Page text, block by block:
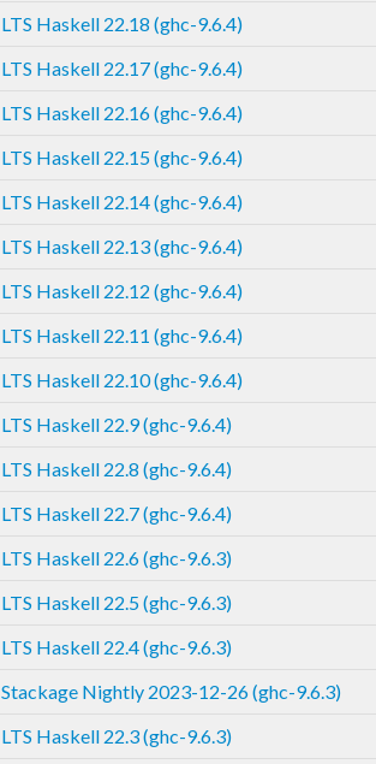
LTS Haskell 22.18 (ghc-9.6.4)
LTS Haskell 22.17 (ghc-9.6.4)
LTS Haskell 22.16 (ghc-9.6.4)
LTS Haskell 22.15 (ghc-9.6.4)
LTS Haskell 22.14 (ghc-9.6.4)
LTS Haskell 22.13 (ghc-9.6.4)
LTS Haskell 22.12 (ghc-9.6.4)
LTS Haskell 22.11 (ghc-9.6.4)
LTS Haskell 22.10 (ghc-9.6.4)
LTS Haskell 22.9 (ghc-9.6.4)
LTS Haskell 22.8 (ghc-9.6.4)
LTS Haskell 22.7 (ghc-9.6.4)
LTS Haskell 22.6 (ghc-9.6.3)
LTS Haskell 22.5 (ghc-9.6.3)
LTS Haskell 22.4 (ghc-9.6.3)
Stackage Nightly 2023-12-26 (ghc-9.6.3)
LTS Haskell 22.3 (ghc-9.6.3)